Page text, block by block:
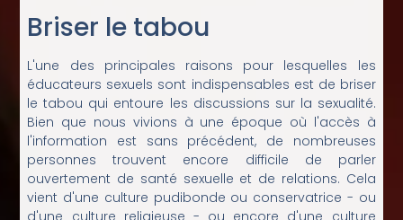
Briser le tabou
L'une des principales raisons pour lesquelles les
éducateurs sexuels sont indispensables est de briser
le tabou qui entoure les discussions sur la sexualité.
Bien que nous vivions à une époque où l'accès à
l'information est sans précédent, de nombreuses
personnes trouvent encore difficile de parler
ouvertement de santé sexuelle et de relations. Cela
vient d'une culture pudibonde ou conservatrice - ou
d'une culture religieuse - ou encore d'une culture